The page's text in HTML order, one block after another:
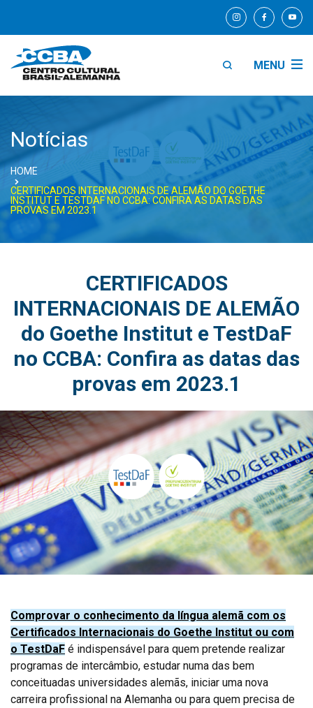
MENU
Notícias
HOME
CERTIFICADOS INTERNACIONAIS DE ALEMÃO DO GOETHE
INSTITUT E TESTDAF NO CCBA: CONFIRA AS DATAS DAS
PROVAS EM 2023.1
CERTIFICADOS
INTERNACIONAIS DE ALEMÃO
do Goethe Institut e TestDaF
no CCBA: Confira as datas das
provas em 2023.1
Comprovar o conhecimento da língua alemã com os
Certificados Internacionais do Goethe Institut ou com
o TestDaF é indispensável para quem pretende realizar
programas de intercâmbio, estudar numa das bem
conceituadas universidades alemãs, iniciar uma nova
carreira profissional na Alemanha ou para quem precisa de